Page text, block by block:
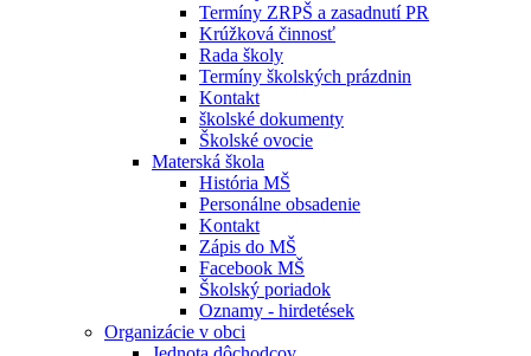
Termíny ZRPŠ a zasadnutí PR
Krúžková činnosť
Rada školy
Termíny školských prázdnin
Kontakt
školské dokumenty
Školské ovocie
Materská škola
História MŠ
Personálne obsadenie
Kontakt
Zápis do MŠ
Facebook MŠ
Školský poriadok
Oznamy - hirdetések
Organizácie v obci